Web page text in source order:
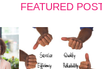
FEATURED